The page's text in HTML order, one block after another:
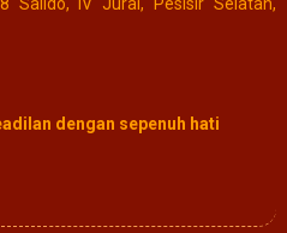
dengan sepenuh hati